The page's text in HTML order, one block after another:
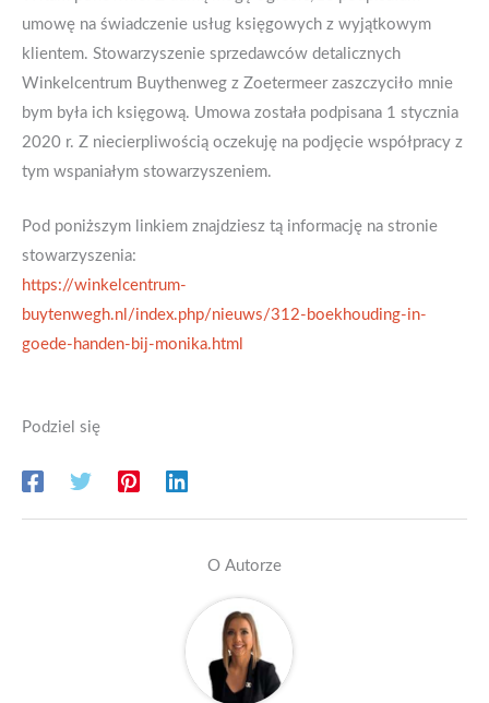
umowę na świadczenie usług księgowych z wyjątkowym
klientem. Stowarzyszenie sprzedawców detalicznych
Winkelcentrum Buythenweg z Zoetermeer zaszczyciło mnie
bym była ich księgową. Umowa została podpisana 1 stycznia
2020 r. Z niecierpliwością oczekuję na podjęcie współpracy z
tym wspaniałym stowarzyszeniem.
Pod poniższym linkiem znajdziesz tą informację na stronie
stowarzyszenia:
https://winkelcentrum-
buytenwegh.nl/index.php/nieuws/312-boekhouding-in-
goede-handen-bij-monika.html
Podziel się
O Autorze